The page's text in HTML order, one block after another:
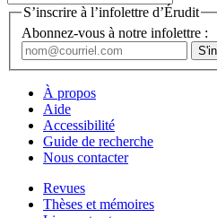
S’inscrire à l’infolettre d’Érudit
Abonnez-vous à notre infolettre :
À propos
Aide
Accessibilité
Guide de recherche
Nous contacter
Revues
Thèses et mémoires